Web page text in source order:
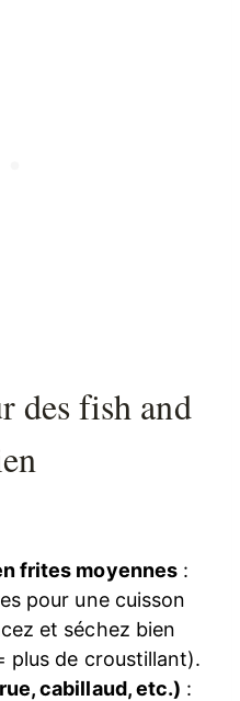
des fish and
frites moyennes:
pour une cuisson
et séchez bien
plus de croustillant).
cabillaud, etc.) :